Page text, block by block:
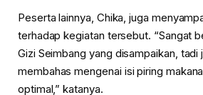
Peserta lainnya, Chika, juga
terhadap kegiatan tersebut. “Sangat
Gizi Seimbang yang disampaikan, tadi
membahas mengenai isi piring
optimal,” katanya.